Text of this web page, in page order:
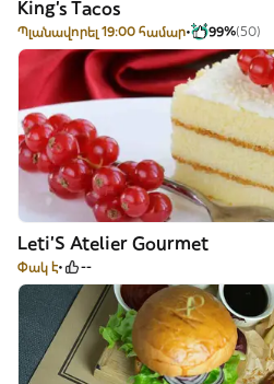
King’s Tacos
Պլանավորել 19:00 համար 99%(50)
Leti’S Atelier Gourmet
Փակ է --